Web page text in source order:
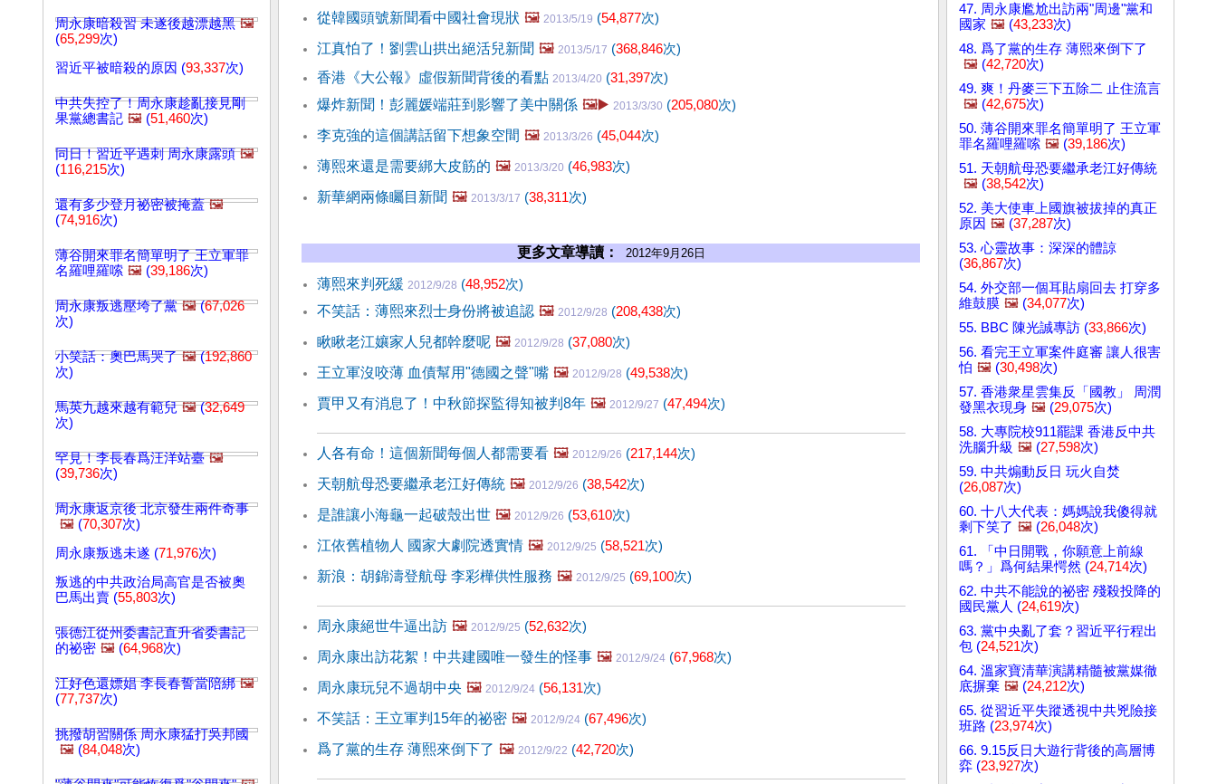
周永康暗殺習 未遂後越漂越黑 🖼️
(65,299次)
習近平被暗殺的原因 (93,337次)
中共失控了！周永康趁亂接見剛
果黨總書記 🖼️ (51,460次)
同日！習近平遇刺 周永康露頭 🖼️
(116,215次)
還有多少登月祕密被掩蓋 🖼️
(74,916次)
薄谷開來罪名簡單明了 王立軍罪
名羅哩羅嗦 🖼️ (39,186次)
周永康叛逃壓垮了黨 🖼️(67,026
次)
小笑話：奧巴馬哭了 🖼️(192,860
次)
馬英九越來越有範兒 🖼️(32,649
次)
罕見！李長春爲汪洋站臺 🖼️
(39,736次)
周永康返京後 北京發生兩件奇事
🖼️ (70,307次)
周永康叛逃未遂 (71,976次)
叛逃的中共政治局高官是否被奧
巴馬出賣 (55,803次)
張德江從州委書記直升省委書記
的祕密 🖼️ (64,968次)
江好色還嫖娼 李長春誓當陪綁 🖼️
(77,737次)
挑撥胡習關係 周永康猛打吳邦國
🖼️ (84,048次)
從韓國頭號新聞看中國社會現狀 🖼️ 2013/5/19 (54,877次)
江真怕了！劉雲山拱出絕活兒新聞 🖼️ 2013/5/17 (368,846次)
香港《大公報》虛假新聞背後的看點 2013/4/20 (31,397次)
爆炸新聞！彭麗媛端莊到影響了美中關係 🖼️▶️ 2013/3/30 (205,080次)
李克強的這個講話留下想象空間 🖼️ 2013/3/26 (45,044次)
薄熙來還是需要綁大皮筋的 🖼️ 2013/3/20 (46,983次)
新華網兩條矚目新聞 🖼️ 2013/3/17 (38,311次)
更多文章導讀： 2012年9月26日
薄熙來判死緩 2012/9/28 (48,952次)
不笑話：薄熙來烈士身份將被追認 🖼️ 2012/9/28 (208,438次)
瞅瞅老江孃家人兒都幹麼呢 🖼️ 2012/9/28 (37,080次)
王立軍沒咬薄 血債幫用"德國之聲"嘴 🖼️ 2012/9/28 (49,538次)
賈甲又有消息了！中秋節探監得知被判8年 🖼️ 2012/9/27 (47,494次)
人各有命！這個新聞每個人都需要看 🖼️ 2012/9/26 (217,144次)
天朝航母恐要繼承老江好傳統 🖼️ 2012/9/26 (38,542次)
是誰讓小海龜一起破殼出世 🖼️ 2012/9/26 (53,610次)
江依舊植物人 國家大劇院透實情 🖼️ 2012/9/25 (58,521次)
新浪：胡錦濤登航母 李彩樺供性服務 🖼️ 2012/9/25 (69,100次)
周永康絕世牛逼出訪 🖼️ 2012/9/25 (52,632次)
周永康出訪花絮！中共建國唯一發生的怪事 🖼️ 2012/9/24 (67,968次)
周永康玩兒不過胡中央 🖼️ 2012/9/24 (56,131次)
不笑話：王立軍判15年的祕密 🖼️ 2012/9/24 (67,496次)
爲了黨的生存 薄熙來倒下了 🖼️ 2012/9/22 (42,720次)
47. 周永康尷尬出訪兩"周邊"黨和
國家 🖼️ (43,233次)
48. 爲了黨的生存 薄熙來倒下了
🖼️ (42,720次)
49. 爽！丹麥三下五除二 止住流言
🖼️ (42,675次)
50. 薄谷開來罪名簡單明了 王立軍
罪名羅哩羅嗦 🖼️ (39,186次)
51. 天朝航母恐要繼承老江好傳統
🖼️ (38,542次)
52. 美大使車上國旗被拔掉的真正
原因 🖼️ (37,287次)
53. 心靈故事：深深的體諒
(36,867次)
54. 外交部一個耳貼扇回去 打穿多
維鼓膜 🖼️ (34,077次)
55. BBC 陳光誠專訪 (33,866次)
56. 看完王立軍案件庭審 讓人很害
怕 🖼️ (30,498次)
57. 香港衆星雲集反「國教」 周潤
發黑衣現身 🖼️ (29,075次)
58. 大專院校911罷課 香港反中共
洗腦升級 🖼️ (27,598次)
59. 中共煽動反日 玩火自焚
(26,087次)
60. 十八大代表：媽媽說我傻得就
剩下笑了 🖼️ (26,048次)
61. 「中日開戰，你願意上前線
嗎？」爲何結果愕然 (24,714次)
62. 中共不能說的祕密 殘殺投降的
國民黨人 (24,619次)
63. 黨中央亂了套？習近平行程出
包 (24,521次)
64. 溫家寶清華演講精髓被黨媒徹
底摒棄 🖼️ (24,212次)
65. 從習近平失蹤透視中共兇險接
班路 (23,974次)
66. 9.15反日大遊行背後的高層博
弈 (23,927次)